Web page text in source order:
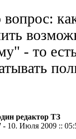
вопрос:
- то
редактор ТЗ
- 10. Июля 2009 ::